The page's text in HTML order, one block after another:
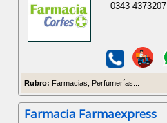
0343 4373207
Rubro: Farmacias, Perfumerías...
Farmacia Farmaexpress